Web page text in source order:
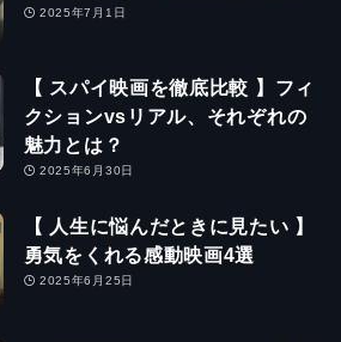
2025年7月1日
【 スパイ映画を徹底比較 】フィ
クションvsリアル、それぞれの
魅力とは？
2025年6月30日
【 人生に悩んだときに見たい 】
勇気をくれる感動映画4選
2025年6月25日